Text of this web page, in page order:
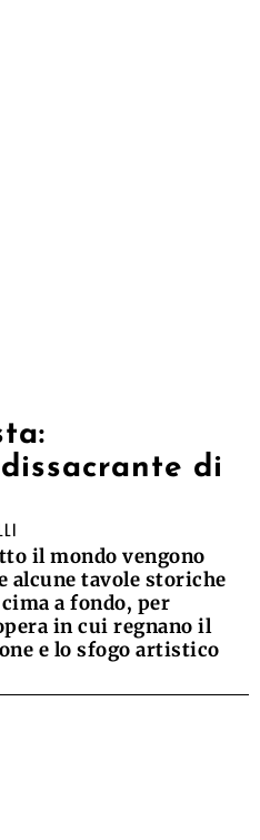
di
il mondo vengono
tavole storiche
a fondo, per
in cui regnano il
e lo sfogo artistico